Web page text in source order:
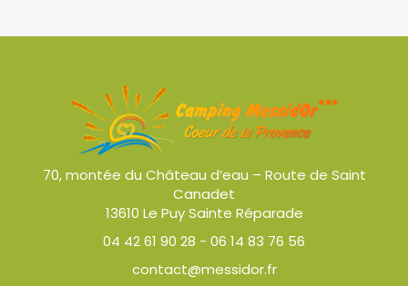
70, montée du Château d’eau – Route de Saint
Canadet
13610 Le Puy Sainte Réparade
04 42 61 90 28 - 06 14 83 76 56
contact@messidor.fr